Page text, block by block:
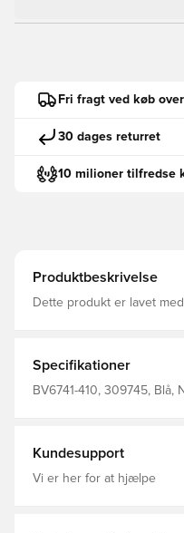
Fri fragt ved køb
30 dages returret
10 milioner tilfredse
Produktbeskrivelse
Dette produkt er lavet
concentré Avec des
respirabilité Coupe standard Avec le logo du club et le
Specifikationer
BV6741-410, 309745,
Kundesupport
Vi er her for at hjælpe